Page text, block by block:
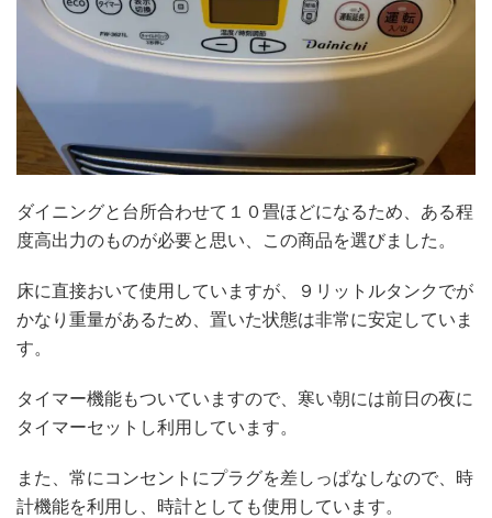
ダイニングと台所合わせて１０畳ほどになるため、ある程
度高出力のものが必要と思い、この商品を選びました。
床に直接おいて使用していますが、９リットルタンクでが
かなり重量があるため、置いた状態は非常に安定していま
す。
タイマー機能もついていますので、寒い朝には前日の夜に
タイマーセットし利用しています。
また、常にコンセントにプラグを差しっぱなしなので、時
計機能を利用し、時計としても使用しています。